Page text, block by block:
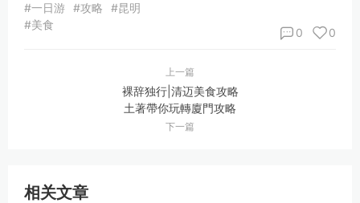
#一日游 #攻略
#昆明
#美食
0 0
上一篇
裸辞独行|清迈美食攻略
下一篇
土著帶你玩轉廈門攻略
相关文章